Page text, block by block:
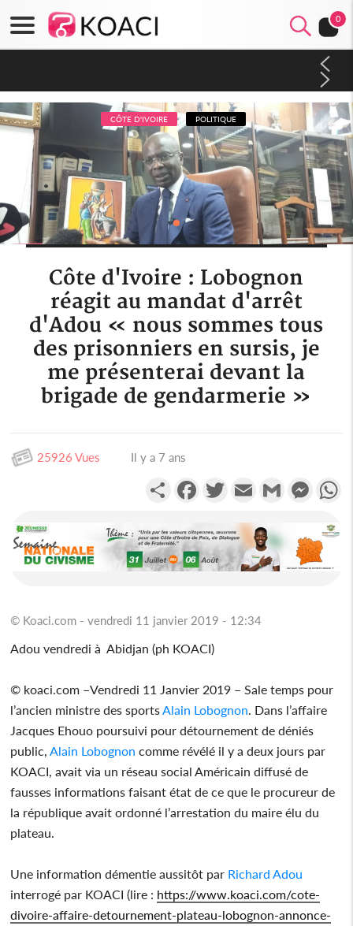
0
arriérés du SMIG 2023
CÔTE D'IVOIRE POLITIQUE
Côte d'Ivoire : Lobognon
réagit au mandat d'arrêt
d'Adou « nous sommes tous
des prisonniers en sursis, je
me présenterai devant la
brigade de gendarmerie »
25926 Vues Il y a 7 ans
PartagerFacebookTwitterEmail Gmail
© Koaci.com - vendredi 11 janvier 2019 - 12:34
Adou vendredi à Abidjan (ph KOACI)
© koaci.com –Vendredi 11 Janvier 2019 – Sale temps pour
l’ancien ministre des sportsAlain Lobognon. Dans l’affaire
Jacques Ehouo poursuivi pour détournement de déniés
public,Alain Lobognon comme révélé il y a deux jours par
KOACI, avait via un réseau social Américain diffusé de
fausses informations faisant état de ce que le procureur de
la république avait ordonné l’arrestation du maire élu du
plateau.
Une information démentie aussitôt par Richard Adou
interrogé par KOACI (lire : https://www.koaci.com/cote-
divoire-affaire-detournement-plateau-lobognon-annonce-